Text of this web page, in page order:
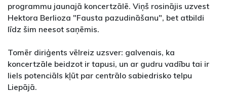
programmu jaunajā koncertzālē. Viņš rosinājis uzvest
Hektora Berlioza "Fausta pazudināšanu", bet atbildi
līdz šim neesot saņēmis.
Tomēr diriģents vēlreiz uzsver: galvenais, ka
koncertzāle beidzot ir tapusi, un ar gudru vadību tai ir
liels potenciāls kļūt par centrālo sabiedrisko telpu
Liepājā.